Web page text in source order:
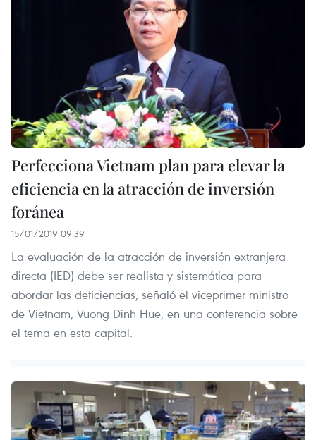
Perfecciona Vietnam plan para elevar la
eficiencia en la atracción de inversión
foránea
15/01/2019 09:39
La evaluación de la atracción de inversión extranjera
directa (IED) debe ser realista y sistemática para
abordar las deficiencias, señaló el viceprimer ministro
de Vietnam, Vuong Dinh Hue, en una conferencia sobre
el tema en esta capital.